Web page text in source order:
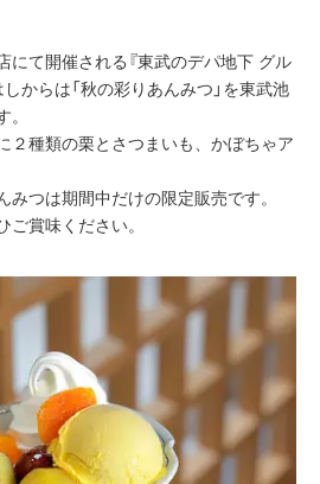
にて開催される『東武のデパ地下 グル
からは「秋の彩りあんみつ」を東武池
。
２種類の栗とさつまいも、かぼちゃア
みつは期間中だけの限定販売です。
ご賞味ください。